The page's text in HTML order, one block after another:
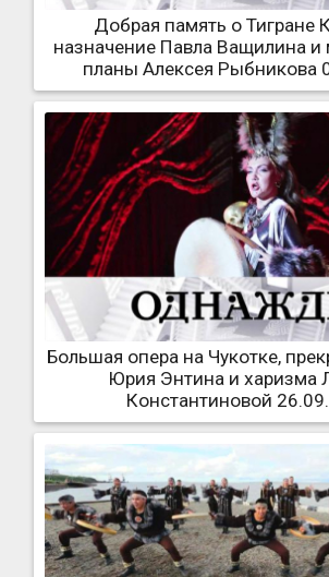
Добрая память о Тигране
назначение Павла Ващилина
планы Алексея Рыбникова
Большая опера на Чукотке,
Юрия Энтина и харизма
Константиновой